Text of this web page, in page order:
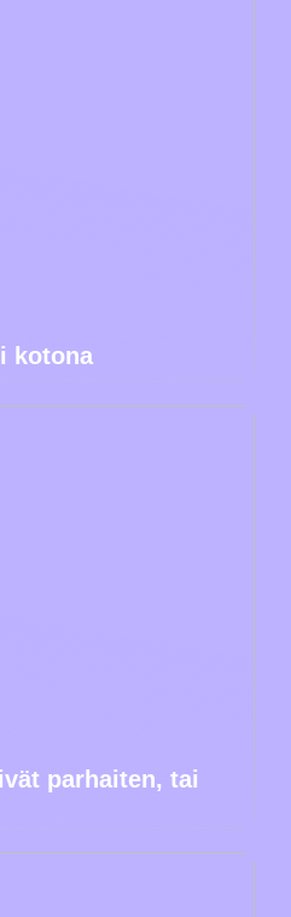
kotona
parhaiten, tai